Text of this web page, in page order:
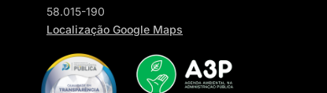
58.015-190
Localização Google Maps